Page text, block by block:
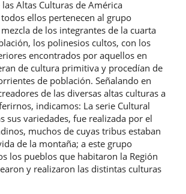
Altas Culturas de América
ellos pertenecen al grupo
de los integrantes de la cuarta
los polinesios cultos, con los
encontrados por aquellos en
de cultura primitiva y procedían de
de población. Señalando en
de las diversas altas culturas a
indicamos: La serie Cultural
sus variedades, fue realizada por el
muchos de cuyas tribus estaban
de la montaña; a este grupo
los pueblos que habitaron la Región
y realizaron las distintas culturas